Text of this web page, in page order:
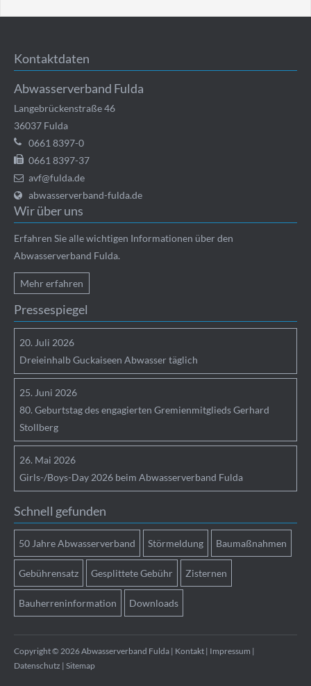
Kontaktdaten
Abwasserverband Fulda
Langebrückenstraße 46
36037 Fulda
0661 8397-0
0661 8397-37
avf@fulda.de
abwasserverband-fulda.de
Wir über uns
Erfahren Sie alle wichtigen Informationen über den
Abwasserverband Fulda.
Mehr erfahren
Pressespiegel
20. Juli 2026
Dreieinhalb Guckaiseen Abwasser täglich
25. Juni 2026
80. Geburtstag des engagierten Gremienmitglieds Gerhard
Stollberg
26. Mai 2026
Girls-/Boys-Day 2026 beim Abwasserverband Fulda
Schnell gefunden
50 Jahre Abwasserverband Störmeldung Baumaßnahmen
Gebührensatz Gesplittete Gebühr Zisternen
Bauherreninformation Downloads
Copyright © 2026 Abwasserverband Fulda | Kontakt | Impressum |
Datenschutz |Sitemap